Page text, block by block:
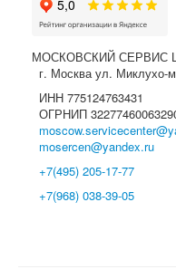
МОСКОВСКИЙ СЕРВИС
г. Москва ул. Миклухо-
ИНН 775124763431
ОГРНИП
mosercen@yandex.ru
+7(495) 205-17-77
+7(968) 038-39-05